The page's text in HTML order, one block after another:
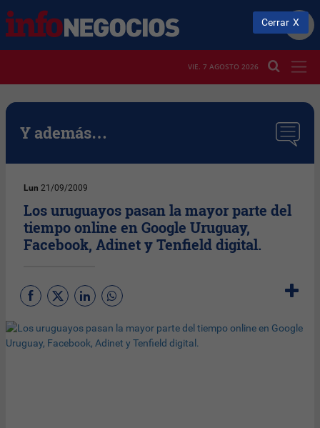
VIE. 7 AGOSTO 2026
Y además…
Lun 21/09/2009
Los uruguayos pasan la mayor parte del
tiempo online en Google Uruguay,
Facebook, Adinet y Tenfield digital.
Cerrar